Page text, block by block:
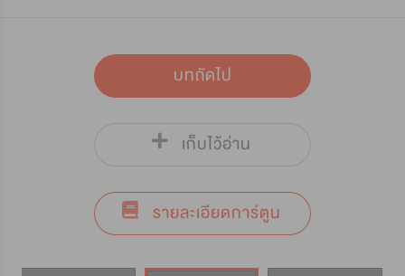
บทถัดไป
เก็บไว้อ่าน
รายละเอียดการ์ตูน